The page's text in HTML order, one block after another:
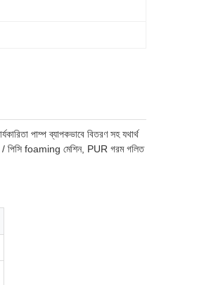
পাম্প ব্যাপকভাবে বিতরণ সহ যথার্থ
/ পিসি foaming মেশিন, PUR গরম গলিত